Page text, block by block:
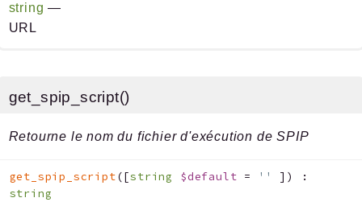
string —
URL
get_spip_script()
Retourne le nom du fichier d'exécution de SPIP
get_spip_script([string $default = '' ] )
:
string